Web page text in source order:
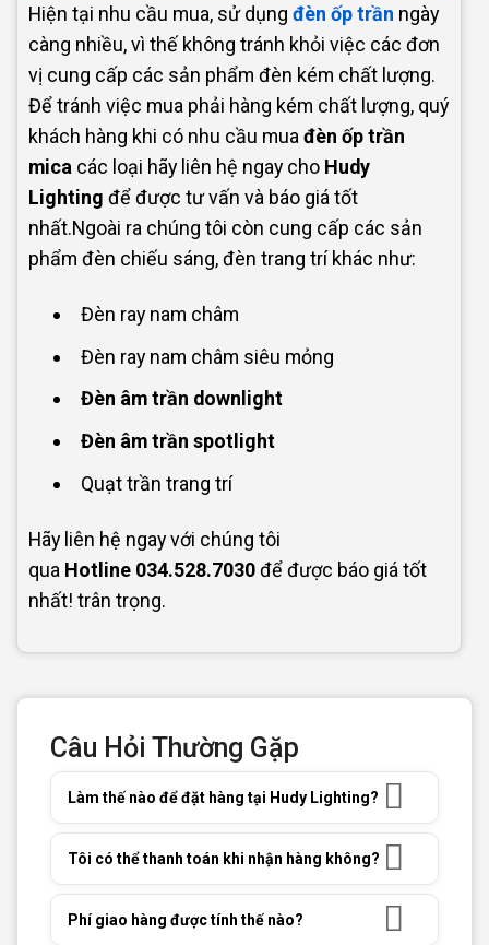
Hiện tại nhu cầu mua, sử dụng đèn ốp trần ngày
càng nhiều, vì thế không tránh khỏi việc các đơn
vị cung cấp các sản phẩm đèn kém chất lượng.
Để tránh việc mua phải hàng kém chất lượng, quý
khách hàng khi có nhu cầu mua đèn ốp trần
mica các loại hãy liên hệ ngay cho Hudy
Lighting để được tư vấn và báo giá tốt
nhất.Ngoài ra chúng tôi còn cung cấp các sản
phẩm đèn chiếu sáng, đèn trang trí khác như:
Đèn ray nam châm
Đèn ray nam châm siêu mỏng
Đèn âm trần downlight
Đèn âm trần spotlight
Quạt trần trang trí
Hãy liên hệ ngay với chúng tôi
qua Hotline 034.528.7030để được báo giá tốt
nhất! trân trọng.
Câu Hỏi Thường Gặp
Làm thế nào để đặt hàng tại Hudy Lighting?
Tôi có thể thanh toán khi nhận hàng không?
Phí giao hàng được tính thế nào?